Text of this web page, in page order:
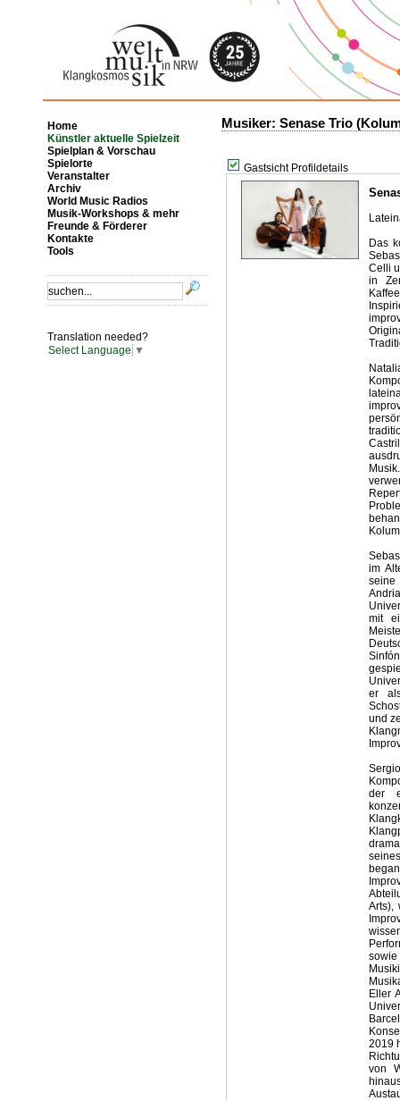
Home
Künstler aktuelle Spielzeit
Spielplan & Vorschau
Spielorte
Veranstalter
Archiv
World Music Radios
Musik-Workshops & mehr
Freunde & Förderer
Kontakte
Tools
Translation needed?
Select Language ▼
Musiker: Senase Trio
Gastsicht Profildetails
Das
Celli
in
im
mit
er
und
der
Arts),
Eller
2019
von